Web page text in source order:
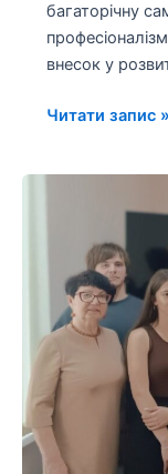
багаторічну
внесок у
Читати запис »
студентської
науки»
кафедрі
анатомії
та
фізіології